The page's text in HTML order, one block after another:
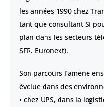
les années 1990 chez
tant que consultant SI
plan dans les secteurs
SFR, Euronext).
Son parcours l’amène
évolue dans des
• chez UPS, dans la